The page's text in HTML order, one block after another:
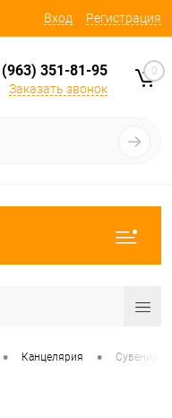
Вход Регистрация
351-81-95
Заказать звонок
0
• Канцелярия • Сувениры